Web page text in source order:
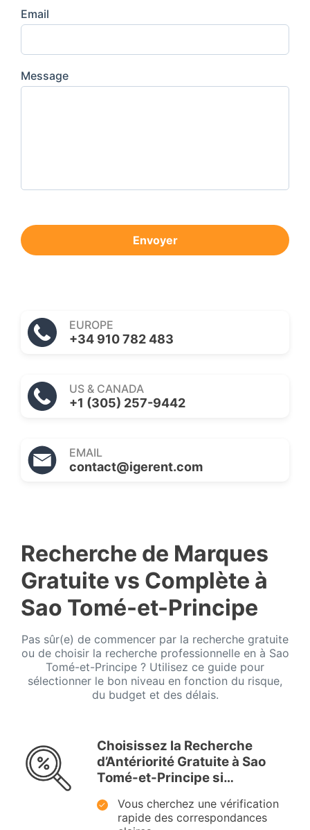
Email
Message
Envoyer
EUROPE
+34 910 782 483
US & CANADA
+1 (305) 257-9442
EMAIL
contact@igerent.com
Recherche de Marques
Gratuite vs Complète à
Sao Tomé-et-Principe
Pas sûr(e) de commencer par la recherche gratuite
ou de choisir la recherche professionnelle en à Sao
Tomé-et-Principe ? Utilisez ce guide pour
sélectionner le bon niveau en fonction du risque,
du budget et des délais.
Choisissez la Recherche
d’Antériorité Gratuite à Sao
Tomé-et-Principe si…
Vous cherchez une vérification
rapide des correspondances